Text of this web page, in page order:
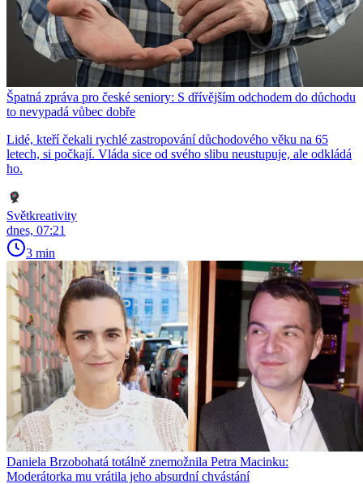
Špatná zpráva pro české seniory: S dřívějším odchodem do důchodu
to nevypadá vůbec dobře
Lidé, kteří čekali rychlé zastropování důchodového věku na 65
letech, si počkají. Vláda sice od svého slibu neustupuje, ale odkládá
ho.
Světkreativity
dnes, 07:21
3 min
Daniela Brzobohatá totálně znemožnila Petra Macinku:
Moderátorka mu vrátila jeho absurdní chvástání